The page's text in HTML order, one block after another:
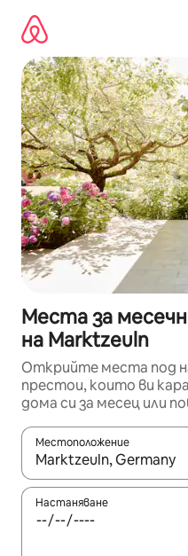
съдържанието
Места за
на Marktzeuln
Открийте места под
престои, които ви
дома си за месец или
Местоположение
Когато резултатите
Настаняване